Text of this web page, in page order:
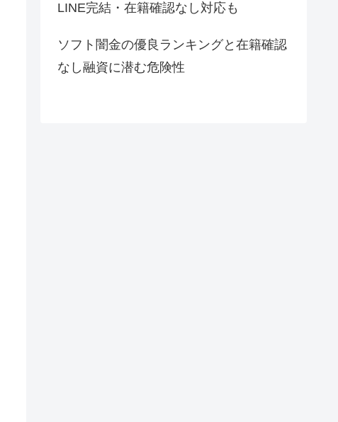
LINE完結・在籍確認なし対応も
ソフト闇金の優良ランキングと在籍確認
なし融資に潜む危険性